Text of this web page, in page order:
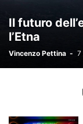
Il futuro
l’Etna
Vincenzo Pettina - 7